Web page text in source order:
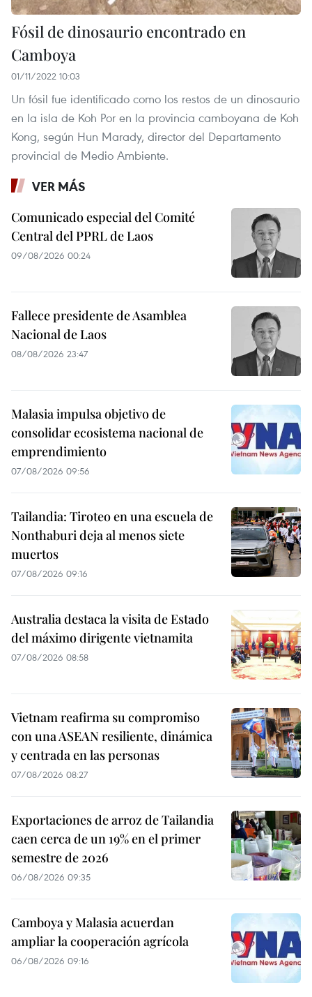
Fósil de dinosaurio encontrado en
Camboya
01/11/2022 10:03
Un fósil fue identificado como los restos de un dinosaurio
en la isla de Koh Por en la provincia camboyana de Koh
Kong, según Hun Marady, director del Departamento
provincial de Medio Ambiente.
VER MÁS
Comunicado especial del Comité
Central del PPRL de Laos
09/08/2026 00:24
Fallece presidente de Asamblea
Nacional de Laos
08/08/2026 23:47
Malasia impulsa objetivo de
consolidar ecosistema nacional de
emprendimiento
07/08/2026 09:56
Tailandia: Tiroteo en una escuela de
Nonthaburi deja al menos siete
muertos
07/08/2026 09:16
Australia destaca la visita de Estado
del máximo dirigente vietnamita
07/08/2026 08:58
Vietnam reafirma su compromiso
con una ASEAN resiliente, dinámica
y centrada en las personas
07/08/2026 08:27
Exportaciones de arroz de Tailandia
caen cerca de un 19% en el primer
semestre de 2026
06/08/2026 09:35
Camboya y Malasia acuerdan
ampliar la cooperación agrícola
06/08/2026 09:16